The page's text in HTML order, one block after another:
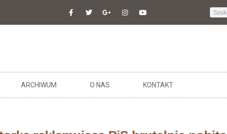
ARCHIWUM O NAS KONTAKT